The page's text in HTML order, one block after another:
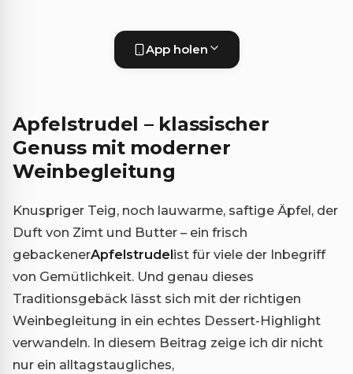
App holen
Apfelstrudel – klassischer
Genuss mit moderner
Weinbegleitung
Knuspriger Teig, noch lauwarme, saftige Äpfel, der
Duft von Zimt und Butter – ein frisch
gebackenerApfelstrudelist für viele der Inbegriff
von Gemütlichkeit. Und genau dieses
Traditionsgebäck lässt sich mit der richtigen
Weinbegleitung in ein echtes Dessert-Highlight
verwandeln. In diesem Beitrag zeige ich dir nicht
nur ein alltagstaugliches,